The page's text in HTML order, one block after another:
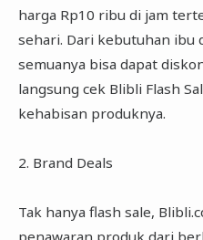
harga Rp10 ribu di jam
sehari. Dari kebutuhan ibu
semuanya bisa dapat
langsung cek Blibli Flash
kehabisan produknya.
2. Brand Deals
Tak hanya flash sale,
penawaran produk dari